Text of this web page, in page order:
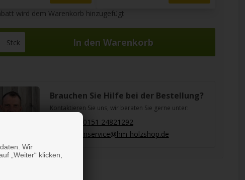
Wir
„Weiter“ klicken,
wird dem Warenkorb hinzugefügt
Stck
Brauchen Sie Hilfe bei der Bestellung?
Kontaktieren Sie uns, wir beraten Sie gerne unter:
(+49) 0151 24821292
kundenservice@hm-holzshop.de